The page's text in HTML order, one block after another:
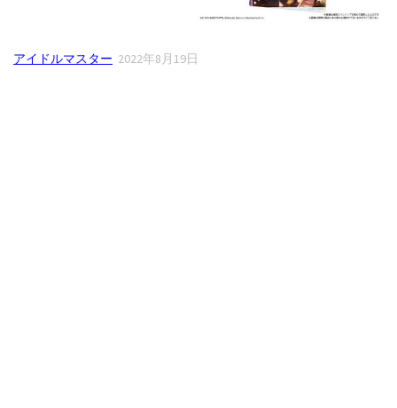
アイドルマスター 2022年8月19日